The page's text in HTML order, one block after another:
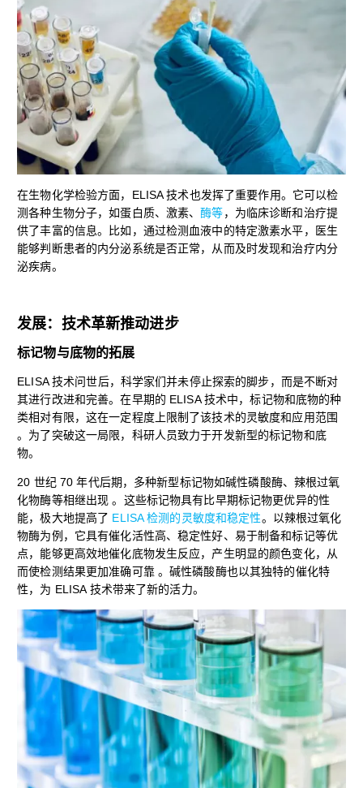
在生物化学检验方面，ELISA 技术也发挥了重要作用。它可以检
测各种生物分子，如蛋白质、激素、酶等，为临床诊断和治疗提
供了丰富的信息。比如，通过检测血液中的特定激素水平，医生
能够判断患者的内分泌系统是否正常，从而及时发现和治疗内分
泌疾病。
发展：技术革新推动进步
标记物与底物的拓展
ELISA 技术问世后，科学家们并未停止探索的脚步，而是不断对
其进行改进和完善。在早期的 ELISA 技术中，标记物和底物的种
类相对有限，这在一定程度上限制了该技术的灵敏度和应用范围
。为了突破这一局限，科研人员致力于开发新型的标记物和底
物。
20 世纪 70 年代后期，多种新型标记物如碱性磷酸酶、辣根过氧
化物酶等相继出现 。这些标记物具有比早期标记物更优异的性
能，极大地提高了 ELISA 检测的灵敏度和稳定性。以辣根过氧化
物酶为例，它具有催化活性高、稳定性好、易于制备和标记等优
点，能够更高效地催化底物发生反应，产生明显的颜色变化，从
而使检测结果更加准确可靠 。碱性磷酸酶也以其独特的催化特
性，为 ELISA 技术带来了新的活力。